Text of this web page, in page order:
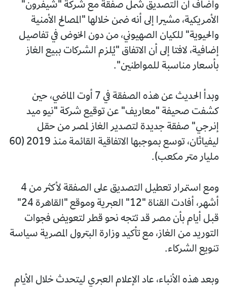
وأضاف أن التصديق شمل صفقة مع شركة "شيفرون"
الأمريكية، مشيرا إلى أنه ضمن خلالها "المصالح الأمنية
والحيوية" للكيان الصهيوني، من دون الخوض في تفاصيل
إضافية، لافتا إلى أن الاتفاق "يُلزم الشركات ببيع الغاز
بأسعار مناسبة للمواطنين".
وبدأ الحديث عن هذه الصفقة في 7 أوت الماضي، حين
كشفت صحيفة "معاريف" عن توقيع شركة "نيو ميد
إنرجي" صفقة جديدة لتصدير الغاز لمصر من حقل
ليفياثان، توسع بموجبها الاتفاقية القائمة منذ 2019 (60
مليار متر مكعب).
ومع استمرار تعطيل التصديق على الصفقة لأكثر من 4
أشهر، أفادت القناة "12" العبرية وموقع "القاهرة 24"
قبل أيام بأن مصر قد تتجه نحو قطر لتعويض فجوات
التوريد من الغاز، مع تأكيد وزارة البترول المصرية سياسة
تنويع الشركاء.
وبعد هذه الأنباء، عاد الإعلام العبري ليتحدث خلال الأيام